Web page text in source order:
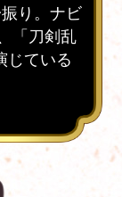
り。ナビ
「刀剣乱
じている